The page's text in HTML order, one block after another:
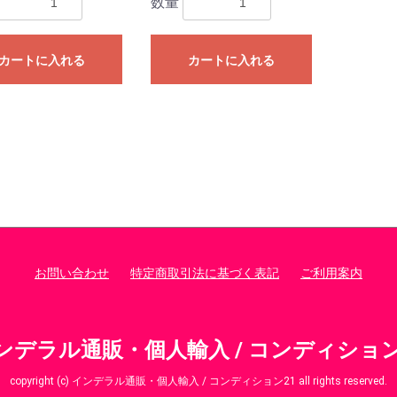
ートに入れる カートに入れる
お問い合わせ 特定商取引法に基づく表記 ご利用案内
デラル通販・個人輸入 / コンディショ
copyright (c) インデラル通販・個人輸入 / コンディション21 all rights reserved.